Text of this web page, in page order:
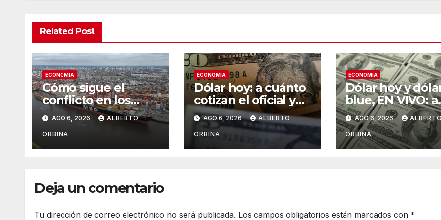
Related Post
ECONOMIA
Cómo sigue el
conflicto en los
puertos: oficializan
la marcha atrás y
arman una mesa de
diálogo
AGO 6, 2026 ALBERTO
ORBINA
ECONOMIA
Dólar hoy: a cuánto
cotizan el oficial y
sus diferentes tipos
de cambio este
jueves 06 de agosto
AGO 6, 2026 ALBERTO
ORBINA
ECONOMIA
Dólar hoy y
blue, EN VIVO: a
cuánto cotiza el
oficial y cuál es
precio del
este jueves 6 de
AGO 6, 2026
ORBINA
Deja un comentario
Tu dirección de correo electrónico no será publicada. Los campos obligatorios están marcados con *